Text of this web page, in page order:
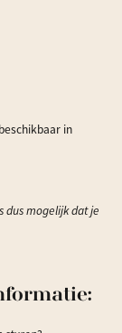
in
dus mogelijk dat je